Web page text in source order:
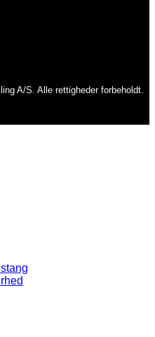
A/S. Alle rettigheder forbeholdt.